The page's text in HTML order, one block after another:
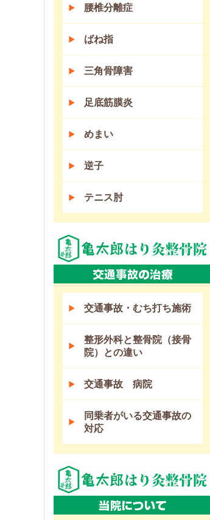
腰椎分離症
ばね指
三角骨障害
足底筋膜炎
めまい
逆子
テニス肘
交通事故・むち打ち施術
整形外科と整骨院（接骨
院）との違い
交通事故 病院
同乗者がいる交通事故の
対応